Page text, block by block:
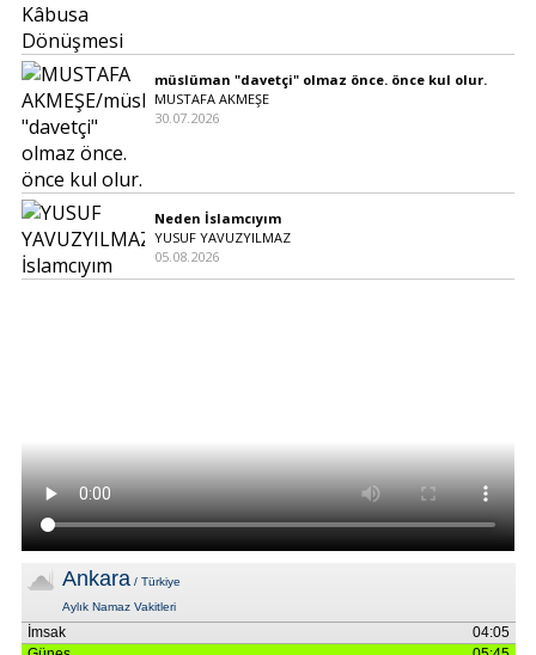
müslüman "davetçi" olmaz önce. önce kul olur.
MUSTAFA AKMEŞE
30.07.2026
Neden İslamcıyım
YUSUF YAVUZYILMAZ
05.08.2026